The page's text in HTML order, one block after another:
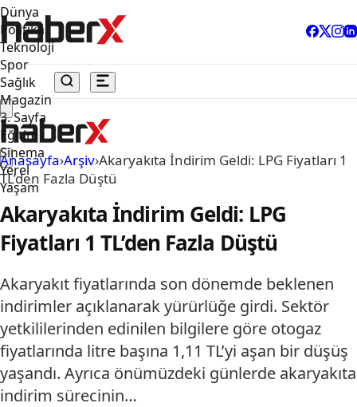
Dünya
Politika
Teknoloji
Spor
Sağlık
Magazin
3. Sayfa
Eğitim
Sinema
Yerel
Yaşam
Anasayfa›Arşiv›Akaryakıta İndirim Geldi: LPG Fiyatları 1
TL’den Fazla Düştü
Akaryakıta İndirim Geldi: LPG
Fiyatları 1 TL’den Fazla Düştü
Akaryakıt fiyatlarında son dönemde beklenen
indirimler açıklanarak yürürlüğe girdi. Sektör
yetkililerinden edinilen bilgilere göre otogaz
fiyatlarında litre başına 1,11 TL’yi aşan bir düşüş
yaşandı. Ayrıca önümüzdeki günlerde akaryakıta
indirim sürecinin…